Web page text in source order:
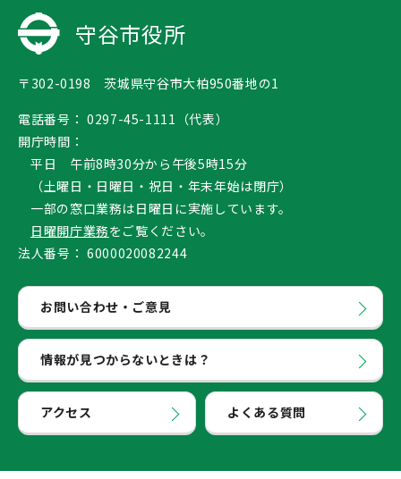
守谷市役所
〒302-0198 茨城県守谷市大柏950番地の1
電話番号： 0297-45-1111（代表）
開庁時間：
平日 午前8時30分から午後5時15分
（土曜日・日曜日・祝日・年末年始は閉庁）
一部の窓口業務は日曜日に実施しています。
日曜開庁業務をご覧ください。
法人番号： 6000020082244
お問い合わせ・ご意見
情報が見つからないときは？
アクセス よくある質問